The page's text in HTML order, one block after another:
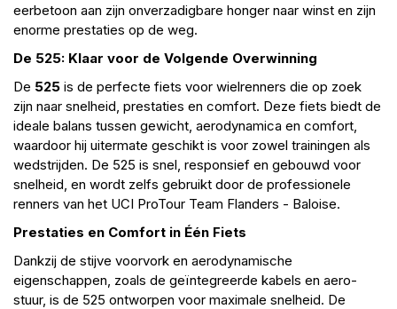
eerbetoon aan zijn onverzadigbare honger naar winst en zijn
enorme prestaties op de weg.
De 525: Klaar voor de Volgende Overwinning
De 525 is de perfecte fiets voor wielrenners die op zoek
zijn naar snelheid, prestaties en comfort. Deze fiets biedt de
ideale balans tussen gewicht, aerodynamica en comfort,
waardoor hij uitermate geschikt is voor zowel trainingen als
wedstrijden. De 525 is snel, responsief en gebouwd voor
snelheid, en wordt zelfs gebruikt door de professionele
renners van het UCI ProTour Team Flanders - Baloise.
Prestaties en Comfort in Één Fiets
Dankzij de stijve voorvork en aerodynamische
eigenschappen, zoals de geïntegreerde kabels en aero-
stuur, is de 525 ontworpen voor maximale snelheid. De